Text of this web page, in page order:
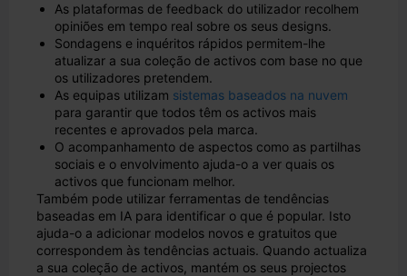
As plataformas de feedback do utilizador recolhem
opiniões em tempo real sobre os seus designs.
Sondagens e inquéritos rápidos permitem-lhe
atualizar a sua coleção de activos com base no que
os utilizadores pretendem.
As equipas utilizam sistemas baseados na nuvem
para garantir que todos têm os activos mais
recentes e aprovados pela marca.
O acompanhamento de aspectos como as partilhas
sociais e o envolvimento ajuda-o a ver quais os
activos que funcionam melhor.
Também pode utilizar ferramentas de tendências
baseadas em IA para identificar o que é popular. Isto
ajuda-o a adicionar modelos novos e gratuitos que
correspondem às tendências actuais. Quando actualiza
a sua coleção de activos, mantém os seus projectos